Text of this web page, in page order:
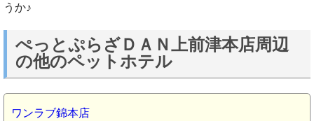
うか♪
ぺっとぷらざＤＡＮ上前津本店周辺
の他のペットホテル
ワンラブ錦本店